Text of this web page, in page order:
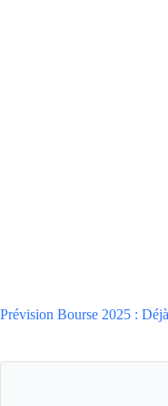
Prévision Bourse 2025 :